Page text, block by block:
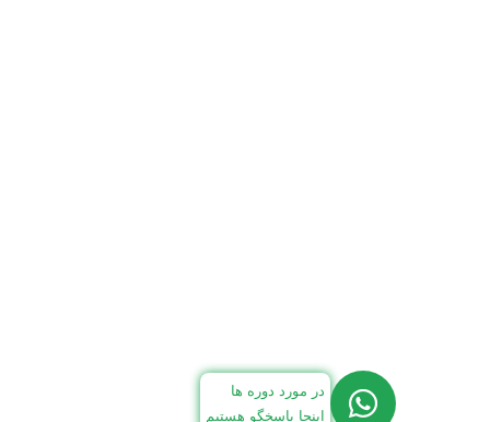
در مورد دوره ها
اینجا پاسخگو هستیم